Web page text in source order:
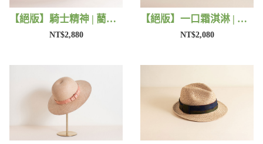
【絕版】騎士精神 | 藺子X好煩小姐
NT$2,880
【絕版】一口霜淇淋 | 藺子X好煩小姐
NT$2,080